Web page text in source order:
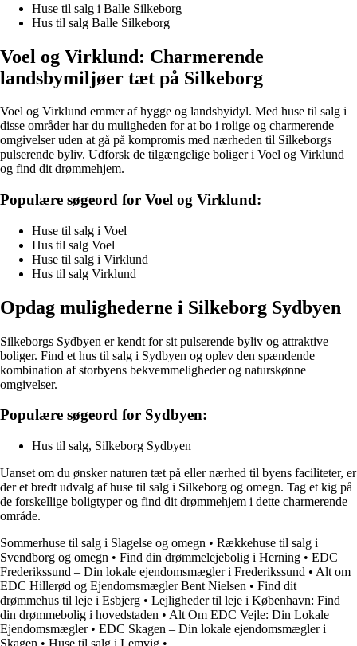
Huse til salg i Balle Silkeborg
Hus til salg Balle Silkeborg
Voel og Virklund: Charmerende
landsbymiljøer tæt på Silkeborg
Voel og Virklund emmer af hygge og landsbyidyl. Med huse til salg i
disse områder har du muligheden for at bo i rolige og charmerende
omgivelser uden at gå på kompromis med nærheden til Silkeborgs
pulserende byliv. Udforsk de tilgængelige boliger i Voel og Virklund
og find dit drømmehjem.
Populære søgeord for Voel og Virklund:
Huse til salg i Voel
Hus til salg Voel
Huse til salg i Virklund
Hus til salg Virklund
Opdag mulighederne i Silkeborg Sydbyen
Silkeborgs Sydbyen er kendt for sit pulserende byliv og attraktive
boliger. Find et hus til salg i Sydbyen og oplev den spændende
kombination af storbyens bekvemmeligheder og naturskønne
omgivelser.
Populære søgeord for Sydbyen:
Hus til salg, Silkeborg Sydbyen
Uanset om du ønsker naturen tæt på eller nærhed til byens faciliteter, er
der et bredt udvalg af huse til salg i Silkeborg og omegn. Tag et kig på
de forskellige boligtyper og find dit drømmehjem i dette charmerende
område.
Sommerhuse til salg i Slagelse og omegn • Rækkehuse til salg i
Svendborg og omegn • Find din drømmelejebolig i Herning • EDC
Frederikssund – Din lokale ejendomsmægler i Frederikssund • Alt om
EDC Hillerød og Ejendomsmægler Bent Nielsen • Find dit
drømmehus til leje i Esbjerg • Lejligheder til leje i København: Find
din drømmebolig i hovedstaden • Alt Om EDC Vejle: Din Lokale
Ejendomsmægler• EDC Skagen – Din lokale ejendomsmægler i